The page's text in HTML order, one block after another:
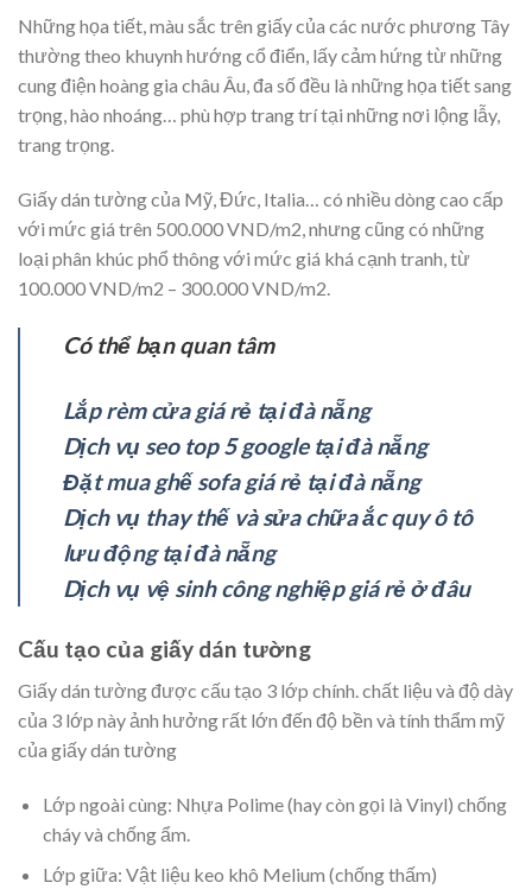
Những họa tiết, màu sắc trên giấy của các nước phương Tây
thường theo khuynh hướng cổ điển, lấy cảm hứng từ những
cung điện hoàng gia châu Âu, đa số đều là những họa tiết sang
trọng, hào nhoáng… phù hợp trang trí tại những nơi lộng lẫy,
trang trọng.
Giấy dán tường của Mỹ, Đức, Italia… có nhiều dòng cao cấp
với mức giá trên 500.000 VND/m2, nhưng cũng có những
loại phân khúc phổ thông với mức giá khá cạnh tranh, từ
100.000 VND/m2 – 300.000 VND/m2.
Có thể bạn quan tâm
Lắp rèm cửa giá rẻ tại đà nẵng
Dịch vụ seo top 5 google tại đà nẵng
Đặt mua ghế sofa giá rẻ tại đà nẵng
Dịch vụ thay thế và sửa chữa ắc quy ô tô
lưu động tại đà nẵng
Dịch vụ vệ sinh công nghiệp giá rẻ ở đâu
Cấu tạo của giấy dán tường
Giấy dán tường được cấu tạo 3 lớp chính. chất liệu và độ dày
của 3 lớp này ảnh hưởng rất lớn đến độ bền và tính thẩm mỹ
của giấy dán tường
Lớp ngoài cùng: Nhựa Polime (hay còn gọi là Vinyl) chống
cháy và chống ẩm.
Lớp giữa: Vật liệu keo khô Melium (chống thấm)